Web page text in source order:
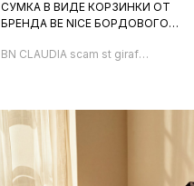
СУМКА В ВИДЕ КОРЗИНКИ ОТ
БРЕНДА BE NICE БОРДОВОГО
ЖИРАФА
BN CLAUDIA scam st giraffa